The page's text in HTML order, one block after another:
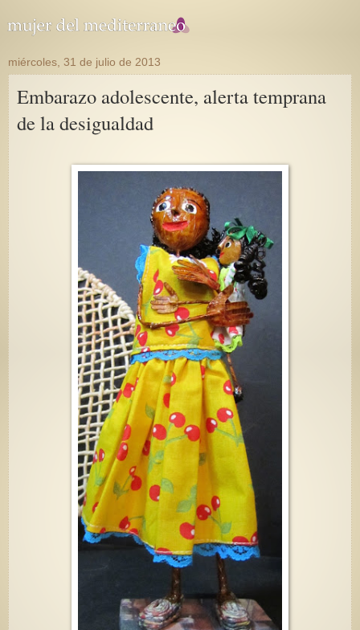
miércoles, 31 de julio de 2013
Embarazo adolescente, alerta temprana
de la desigualdad